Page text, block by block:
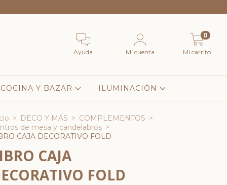
Ayuda Mi cuenta Mi carrito
0
COCINA Y BAZAR ILUMINACIÓN
> DECO Y MÁS > COMPLEMENTOS >
de mesa y candelabros >
CAJA DECORATIVO FOLD
CAJA
FOLD